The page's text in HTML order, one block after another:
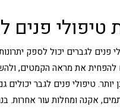
טיפולי פנים
פנים לגברים יכול לספק
להפחית את מראה הקמטים,
יותר. טיפולי פנים לגבר
אקנה ומחלות עור אחרות.